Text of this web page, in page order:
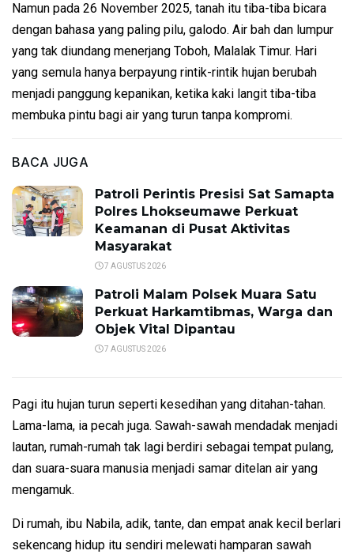
Namun pada 26 November 2025, tanah itu tiba-tiba bicara
dengan bahasa yang paling pilu, galodo. Air bah dan lumpur
yang tak diundang menerjang Toboh, Malalak Timur. Hari
yang semula hanya berpayung rintik-rintik hujan berubah
menjadi panggung kepanikan, ketika kaki langit tiba-tiba
membuka pintu bagi air yang turun tanpa kompromi.
BACA JUGA
Patroli Perintis Presisi Sat Samapta
Polres Lhokseumawe Perkuat
Keamanan di Pusat Aktivitas
Masyarakat
7 AGUSTUS 2026
Patroli Malam Polsek Muara Satu
Perkuat Harkamtibmas, Warga dan
Objek Vital Dipantau
7 AGUSTUS 2026
Pagi itu hujan turun seperti kesedihan yang ditahan-tahan.
Lama-lama, ia pecah juga. Sawah-sawah mendadak menjadi
lautan, rumah-rumah tak lagi berdiri sebagai tempat pulang,
dan suara-suara manusia menjadi samar ditelan air yang
mengamuk.
Di rumah, ibu Nabila, adik, tante, dan empat anak kecil berlari
sekencang hidup itu sendiri melewati hamparan sawah